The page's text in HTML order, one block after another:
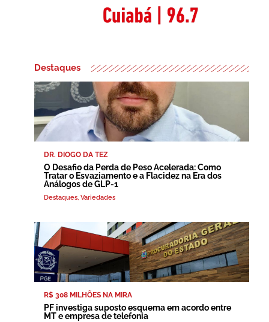
Destaques
DR. DIOGO DA TEZ
O Desafio da Perda de Peso Acelerada: Como
Tratar o Esvaziamento e a Flacidez na Era dos
Análogos de GLP-1
Destaques, Variedades
R$ 308 MILHÕES NA MIRA
PF investiga suposto esquema em acordo entre
MT e empresa de telefonia